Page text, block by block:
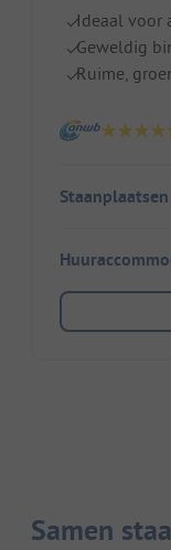
Ideaal voor
Geweldig
Ruime,
Staanplaatsen
Samen